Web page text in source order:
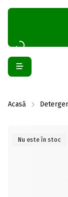
Acasă
Nu este în stoc